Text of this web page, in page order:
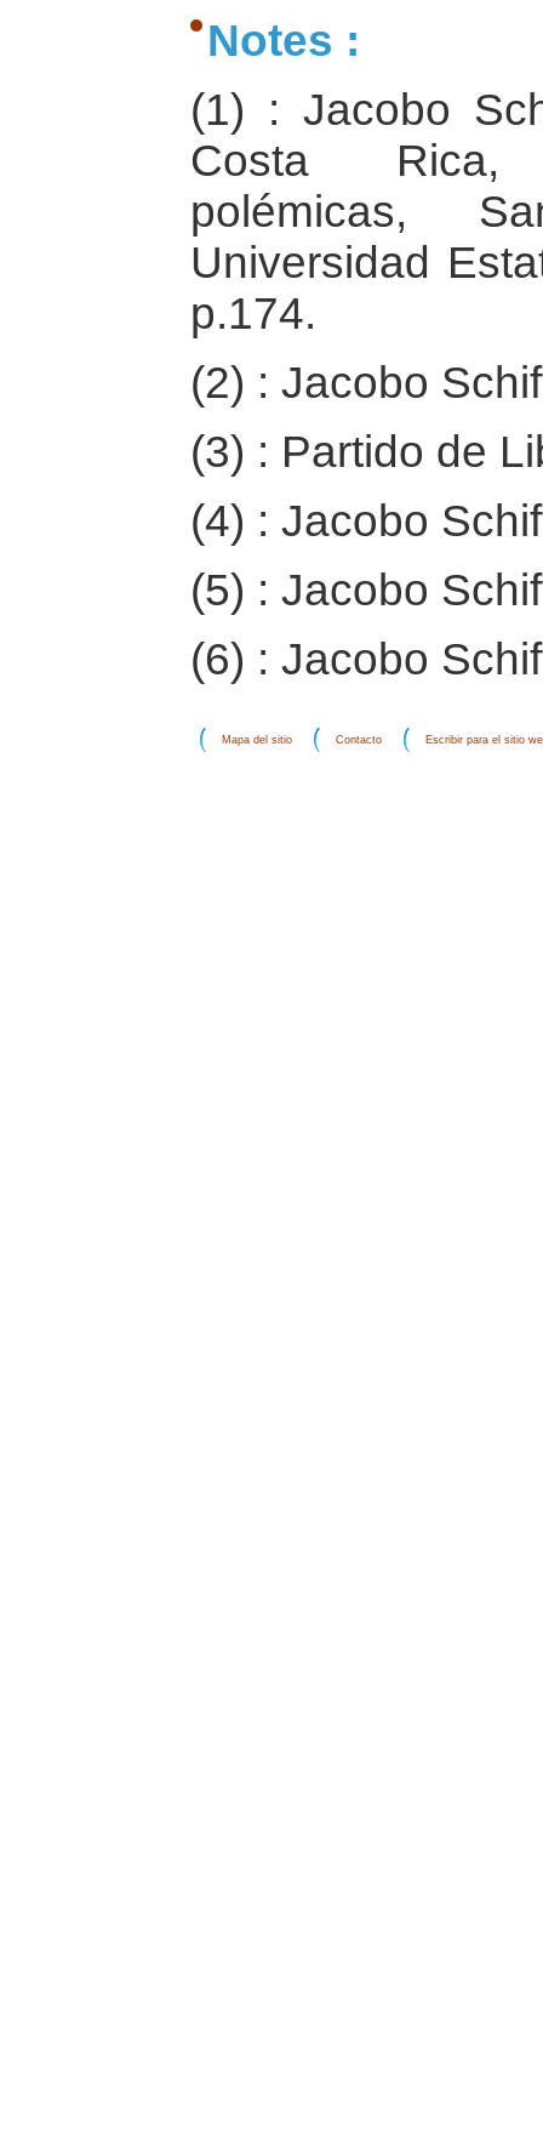
Notes :
(1) : Jacobo
Costa Rica,
polémicas,
Universidad
p.174.
(2) : Jacobo
(3) : Partido de
(4) : Jacobo
(5) : Jacobo
(6) : Jacobo
Mapa del sitio Contacto Escribir para el sitio